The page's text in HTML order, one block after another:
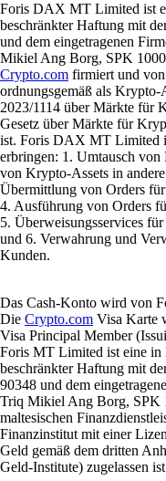
Foris DAX MT Limited ist
beschränkter Haftung mit
und dem eingetragenen
Mikiel Ang Borg, SPK
Crypto.com firmiert und von
ordnungsgemäß als Krypto-
2023/1114 über Märkte für
Gesetz über Märkte für
ist. Foris DAX MT Limited
erbringen: 1. Umtausch
von Krypto-Assets in
Übermittlung von Orders
4. Ausführung von Orders
5. Überweisungsservices
und 6. Verwahrung und
Kunden.
Das Cash-Konto wird von
Die Crypto.com Visa Karte
Visa Principal Member
Foris MT Limited ist eine in
beschränkter Haftung mit
90348 und dem
Triq Mikiel Ang Borg, SPK
maltesischen
Finanzinstitut mit einer
Geld gemäß dem dritten
Geld-Institute) zugelassen